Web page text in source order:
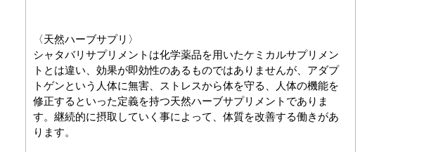
〈天然ハーブサプリ〉
シャタバリサプリメントは化学薬品を用いたケミカルサプリメン
トとは違い、効果が即効性のあるものではありませんが、アダプ
トゲンという人体に無害、ストレスから体を守る、人体の機能を
修正するといった定義を持つ天然ハーブサプリメントでありま
す。継続的に摂取していく事によって、体質を改善する働きがあ
ります。